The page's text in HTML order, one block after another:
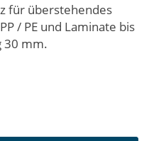
für überstehendes
/ PE und Laminate bis
30 mm.